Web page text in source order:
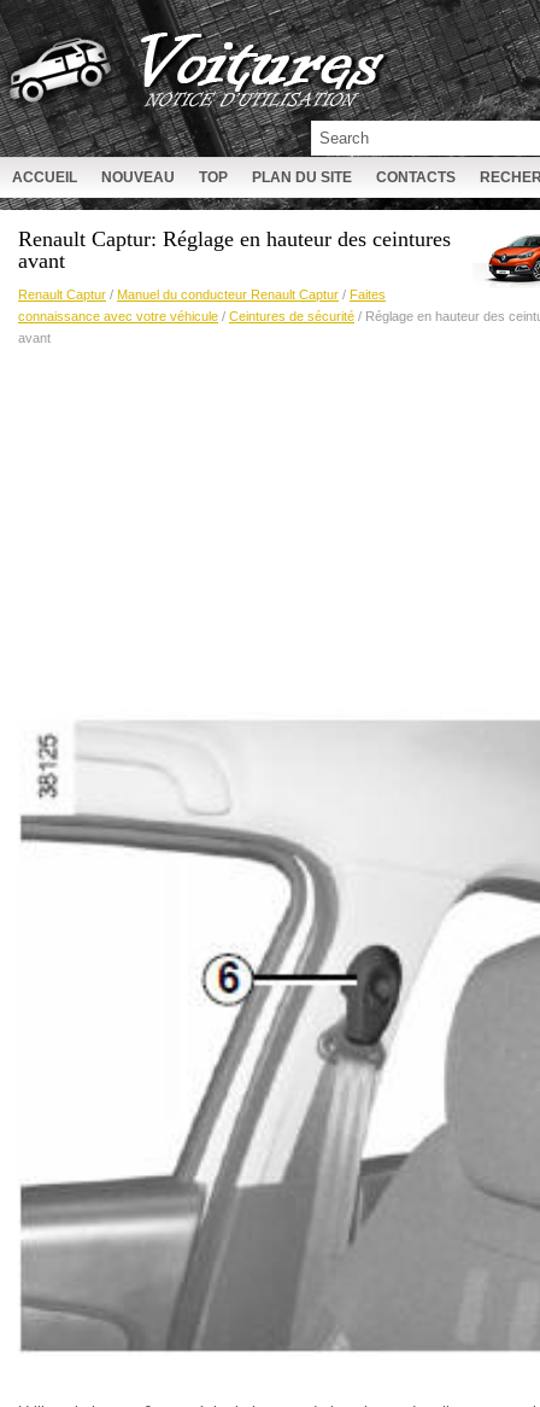
ACCUEIL NOUVEAU TOP PLAN DU SITE CONTACTS
Renault Captur: Réglage en hauteur des ceintures
avant
Renault Captur / Manuel du conducteur Renault Captur / Faites
connaissance avec votre véhicule / Ceintures de sécurité / Réglage en hauteur des
avant